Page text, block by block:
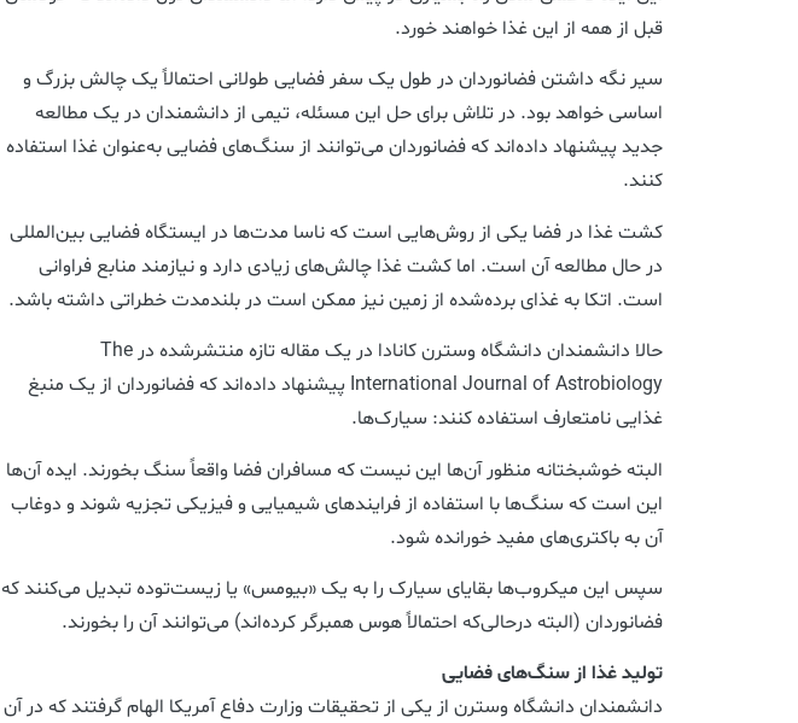
قبل از همه از این غذا خواهند خورد.
سیر نگه داشتن فضانوردان در طول یک سفر فضایی طولانی احتمالاً یک چالش بزرگ و
اساسی خواهد بود. در تلاش برای حل این مسئله، تیمی از دانشمندان در یک مطالعه
جدید پیشنهاد داده‌اند که فضانوردان می‌توانند از سنگ‌های فضایی به‌عنوان غذا استفاده
کنند.
کشت غذا در فضا یکی از روش‌هایی است که ناسا مدت‌ها در ایستگاه فضایی بین‌المللی
در حال مطالعه آن است. اما کشت غذا چالش‌های زیادی دارد و نیازمند منابع فراوانی
است. اتکا به غذای برده‌شده از زمین نیز ممکن است در بلندمدت خطراتی داشته باشد.
حالا دانشمندان دانشگاه وسترن کانادا در یک مقاله تازه منتشرشده در The
International Journal of Astrobiology پیشنهاد داده‌اند که فضانوردان از یک منبغ
غذایی نامتعارف استفاده کنند: سیارک‌ها.
البته خوشبختانه منظور آن‌ها این نیست که مسافران فضا واقعاً سنگ بخورند. ایده آن‌ها
این است که سنگ‌ها با استفاده از فرایندهای شیمیایی و فیزیکی تجزیه شوند و دوغاب
آن به باکتری‌های مفید خورانده شود.
سپس این میکروب‌ها بقایای سیارک را به یک «بیومس» یا زیست‌توده تبدیل می‌کنند که
فضانوردان (البته درحالی‌که احتمالاً هوس همبرگر کرده‌اند) می‌توانند آن را بخورند.
تولید غذا از سنگ‌های فضایی
دانشمندان دانشگاه وسترن از یکی از تحقیقات وزارت دفاع آمریکا الهام گرفتند که در آن